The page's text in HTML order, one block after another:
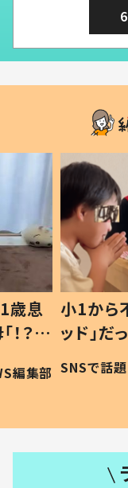
歳息
？」
編集部
小1から
ッド」
作り続
#令和の子
SNSで話題